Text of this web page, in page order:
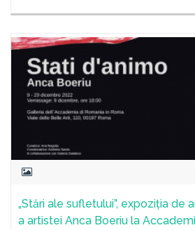
„Stări ale sufletului”, expoziția de
a artistei Anca Boeriu la